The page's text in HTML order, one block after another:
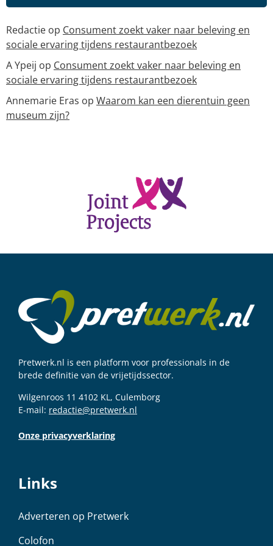
Redactie op Consument zoekt vaker naar beleving en
sociale ervaring tijdens restaurantbezoek
A Ypeij op Consument zoekt vaker naar beleving en
sociale ervaring tijdens restaurantbezoek
Annemarie Eras op Waarom kan een dierentuin geen
museum zijn?
Pretwerk.nl is een platform voor professionals in de
brede definitie van de vrijetijdssector.
Wilgenroos 11 4102 KL, Culemborg
E-mail: redactie@pretwerk.nl
Onze privacyverklaring
Links
Adverteren op Pretwerk
Colofon